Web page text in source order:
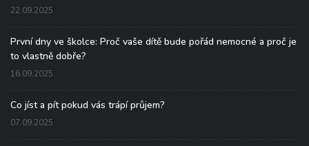
22.09.2025
První dny ve školce: Proč vaše dítě bude pořád nemocné a proč je
to vlastně dobře?
16.09.2025
Co jíst a pít pokud vás trápí průjem?
07.09.2025